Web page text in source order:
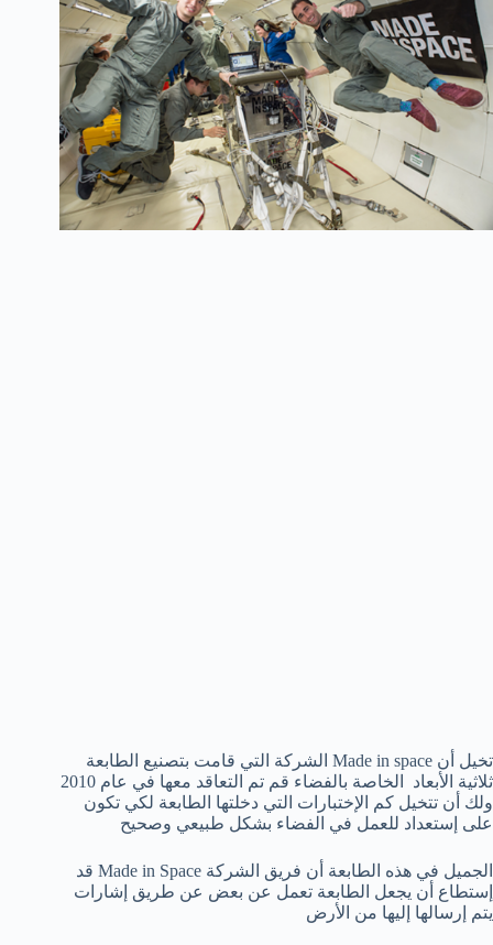
تخيل أن Made in space الشركة التي قامت بتصنيع الطابعة
ثلاثية الأبعاد الخاصة بالفضاء قم تم التعاقد معها في عام 2010
ولك أن تتخيل كم الإختبارات التي دخلتها الطابعة لكي تكون
على إستعداد للعمل في الفضاء بشكل طبيعي وصحيح
الجميل في هذه الطابعة أن فريق الشركة Made in Space قد
إستطاع أن يجعل الطابعة تعمل عن بعض عن طريق إشارات
يتم إرسالها إليها من الأرض